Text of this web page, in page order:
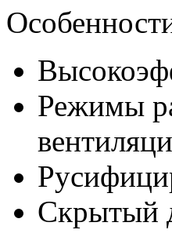
Режимы
Скрытый